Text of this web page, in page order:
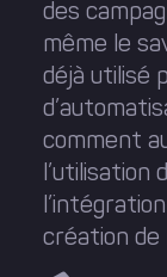
des
même le
déjà utilisé
comment
l’utilisation
création de